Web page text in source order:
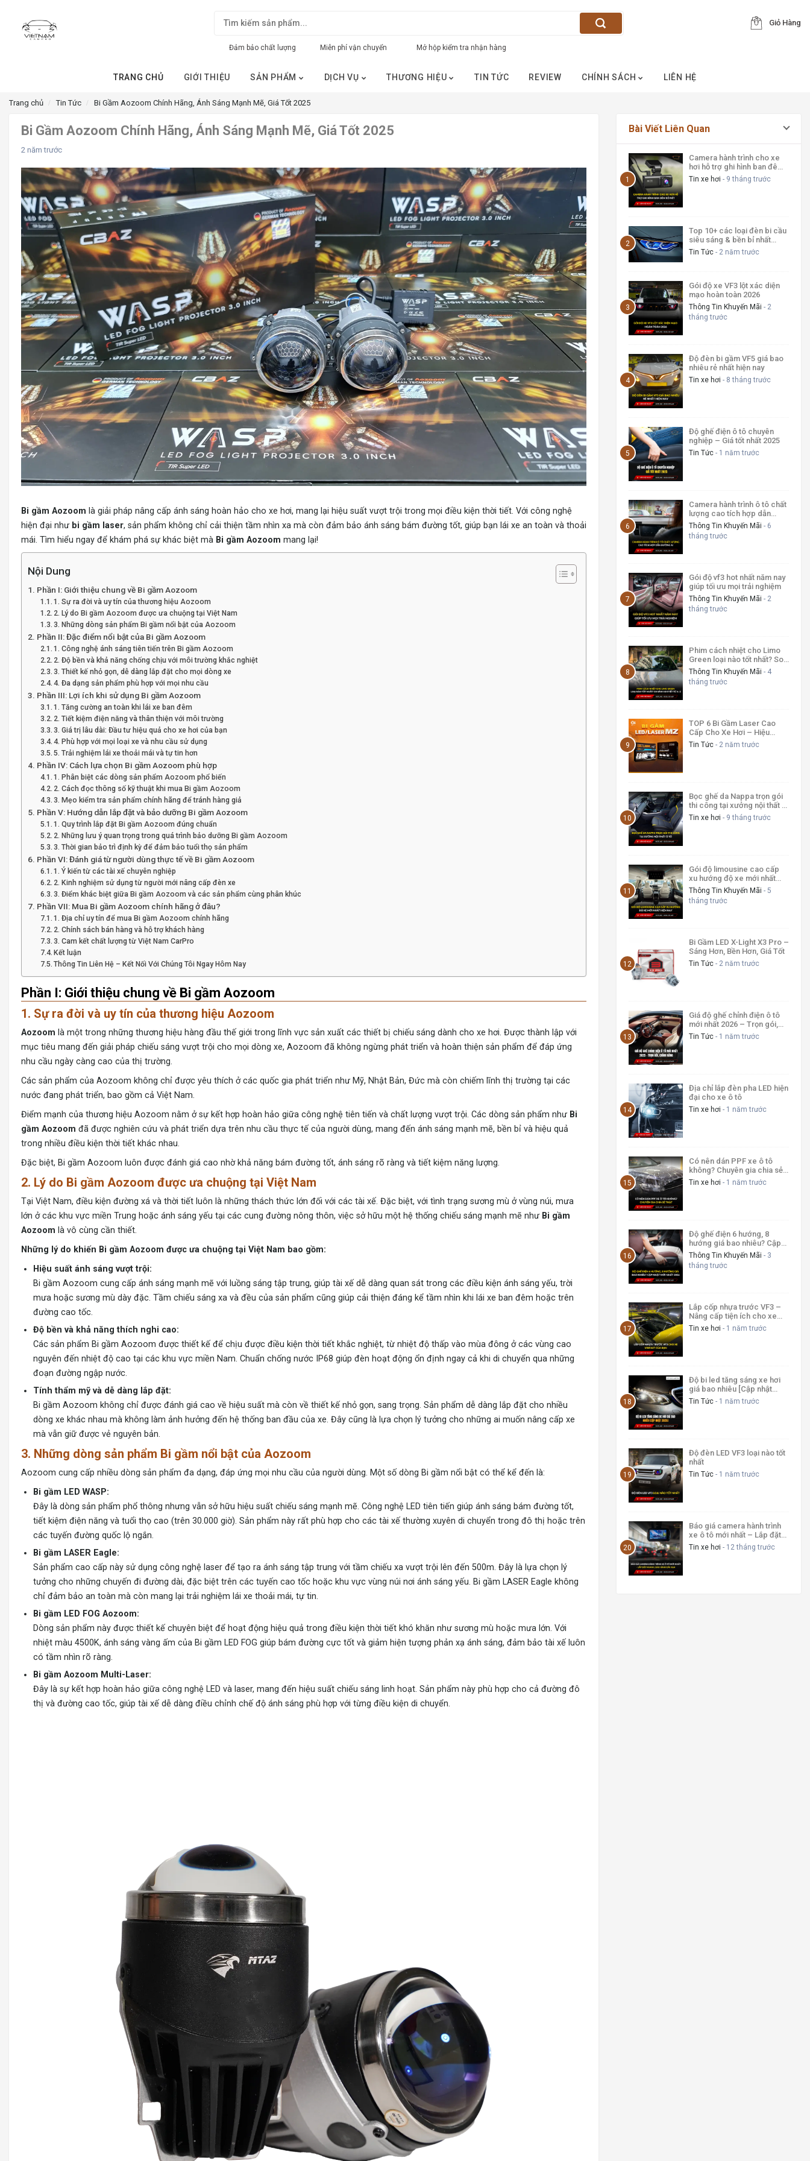
Đảm bảo chất lượng Miễn phí vận chuyển Mở hộp kiểm tra nhận hàng
Giỏ Hàng
TRANG CHỦ GIỚI THIỆU SẢN PHẨM DỊCH VỤ THƯƠNG HIỆU TIN TỨC REVIEW CHÍNH SÁCH LIÊN HỆ
Trang chủ Tin Tức Bi Gầm Aozoom Chính Hãng, Ánh Sáng Mạnh Mẽ, Giá Tốt 2025
Bi Gầm Aozoom Chính Hãng, Ánh Sáng Mạnh Mẽ, Giá Tốt 2025
2 năm trước
Bi gầm Aozoom là giải pháp nâng cấp ánh sáng hoàn hảo cho xe hơi, mang lại hiệu suất vượt trội trong mọi điều kiện thời tiết. Với công nghệ
hiện đại như bi gầm laser, sản phẩm không chỉ cải thiện tầm nhìn xa mà còn đảm bảo ánh sáng bám đường tốt, giúp bạn lái xe an toàn và thoải
mái. Tìm hiểu ngay để khám phá sự khác biệt mà Bi gầm Aozoom mang lại!
Nội Dung
Phần I: Giới thiệu chung về Bi gầm Aozoom
1. Sự ra đời và uy tín của thương hiệu Aozoom
2. Lý do Bi gầm Aozoom được ưa chuộng tại Việt Nam
3. Những dòng sản phẩm Bi gầm nổi bật của Aozoom
Phần II: Đặc điểm nổi bật của Bi gầm Aozoom
1. Công nghệ ánh sáng tiên tiến trên Bi gầm Aozoom
2. Độ bền và khả năng chống chịu với môi trường khắc nghiệt
3. Thiết kế nhỏ gọn, dễ dàng lắp đặt cho mọi dòng xe
4. Đa dạng sản phẩm phù hợp với mọi nhu cầu
Phần III: Lợi ích khi sử dụng Bi gầm Aozoom
1. Tăng cường an toàn khi lái xe ban đêm
2. Tiết kiệm điện năng và thân thiện với môi trường
3. Giá trị lâu dài: Đầu tư hiệu quả cho xe hơi của bạn
4. Phù hợp với mọi loại xe và nhu cầu sử dụng
5. Trải nghiệm lái xe thoải mái và tự tin hơn
Phần IV: Cách lựa chọn Bi gầm Aozoom phù hợp
1. Phân biệt các dòng sản phẩm Aozoom phổ biến
2. Cách đọc thông số kỹ thuật khi mua Bi gầm Aozoom
3. Mẹo kiểm tra sản phẩm chính hãng để tránh hàng giả
Phần V: Hướng dẫn lắp đặt và bảo dưỡng Bi gầm Aozoom
1. Quy trình lắp đặt Bi gầm Aozoom đúng chuẩn
2. Những lưu ý quan trọng trong quá trình bảo dưỡng Bi gầm Aozoom
3. Thời gian bảo trì định kỳ để đảm bảo tuổi thọ sản phẩm
Phần VI: Đánh giá từ người dùng thực tế về Bi gầm Aozoom
1. Ý kiến từ các tài xế chuyên nghiệp
2. Kinh nghiệm sử dụng từ người mới nâng cấp đèn xe
3. Điểm khác biệt giữa Bi gầm Aozoom và các sản phẩm cùng phân khúc
Phần VII: Mua Bi gầm Aozoom chính hãng ở đâu?
1. Địa chỉ uy tín để mua Bi gầm Aozoom chính hãng
2. Chính sách bán hàng và hỗ trợ khách hàng
3. Cam kết chất lượng từ Việt Nam CarPro
Kết luận
Thông Tin Liên Hệ – Kết Nối Với Chúng Tôi Ngay Hôm Nay
Phần I: Giới thiệu chung về Bi gầm Aozoom
1. Sự ra đời và uy tín của thương hiệu Aozoom
Aozoom là một trong những thương hiệu hàng đầu thế giới trong lĩnh vực sản xuất các thiết bị chiếu sáng dành cho xe hơi. Được thành lập với
mục tiêu mang đến giải pháp chiếu sáng vượt trội cho mọi dòng xe, Aozoom đã không ngừng phát triển và hoàn thiện sản phẩm để đáp ứng
nhu cầu ngày càng cao của thị trường.
Các sản phẩm của Aozoom không chỉ được yêu thích ở các quốc gia phát triển như Mỹ, Nhật Bản, Đức mà còn chiếm lĩnh thị trường tại các
nước đang phát triển, bao gồm cả Việt Nam.
Điểm mạnh của thương hiệu Aozoom nằm ở sự kết hợp hoàn hảo giữa công nghệ tiên tiến và chất lượng vượt trội. Các dòng sản phẩm như Bi
gầm Aozoom đã được nghiên cứu và phát triển dựa trên nhu cầu thực tế của người dùng, mang đến ánh sáng mạnh mẽ, bền bỉ và hiệu quả
trong nhiều điều kiện thời tiết khác nhau.
Đặc biệt, Bi gầm Aozoom luôn được đánh giá cao nhờ khả năng bám đường tốt, ánh sáng rõ ràng và tiết kiệm năng lượng.
2. Lý do Bi gầm Aozoom được ưa chuộng tại Việt Nam
Tại Việt Nam, điều kiện đường xá và thời tiết luôn là những thách thức lớn đối với các tài xế. Đặc biệt, với tình trạng sương mù ở vùng núi, mưa
lớn ở các khu vực miền Trung hoặc ánh sáng yếu tại các cung đường nông thôn, việc sở hữu một hệ thống chiếu sáng mạnh mẽ như Bi gầm
Aozoom là vô cùng cần thiết.
Những lý do khiến Bi gầm Aozoom được ưa chuộng tại Việt Nam bao gồm:
Hiệu suất ánh sáng vượt trội:
Bi gầm Aozoom cung cấp ánh sáng mạnh mẽ với luồng sáng tập trung, giúp tài xế dễ dàng quan sát trong các điều kiện ánh sáng yếu, trời
mưa hoặc sương mù dày đặc. Tầm chiếu sáng xa và đều của sản phẩm cũng giúp cải thiện đáng kể tầm nhìn khi lái xe ban đêm hoặc trên
đường cao tốc.
Độ bền và khả năng thích nghi cao:
Các sản phẩm Bi gầm Aozoom được thiết kế để chịu được điều kiện thời tiết khắc nghiệt, từ nhiệt độ thấp vào mùa đông ở các vùng cao
nguyên đến nhiệt độ cao tại các khu vực miền Nam. Chuẩn chống nước IP68 giúp đèn hoạt động ổn định ngay cả khi di chuyển qua những
đoạn đường ngập nước.
Tính thẩm mỹ và dễ dàng lắp đặt:
Bi gầm Aozoom không chỉ được đánh giá cao về hiệu suất mà còn về thiết kế nhỏ gọn, sang trọng. Sản phẩm dễ dàng lắp đặt cho nhiều
dòng xe khác nhau mà không làm ảnh hưởng đến hệ thống ban đầu của xe. Đây cũng là lựa chọn lý tưởng cho những ai muốn nâng cấp xe
mà vẫn giữ được vẻ nguyên bản.
3. Những dòng sản phẩm Bi gầm nổi bật của Aozoom
Aozoom cung cấp nhiều dòng sản phẩm đa dạng, đáp ứng mọi nhu cầu của người dùng. Một số dòng Bi gầm nổi bật có thể kể đến là:
Bi gầm LED WASP:
Đây là dòng sản phẩm phổ thông nhưng vẫn sở hữu hiệu suất chiếu sáng mạnh mẽ. Công nghệ LED tiên tiến giúp ánh sáng bám đường tốt,
tiết kiệm điện năng và tuổi thọ cao (trên 30.000 giờ). Sản phẩm này rất phù hợp cho các tài xế thường xuyên di chuyển trong đô thị hoặc trên
các tuyến đường quốc lộ ngắn.
Bi gầm LASER Eagle:
Sản phẩm cao cấp này sử dụng công nghệ laser để tạo ra ánh sáng tập trung với tầm chiếu xa vượt trội lên đến 500m. Đây là lựa chọn lý
tưởng cho những chuyến đi đường dài, đặc biệt trên các tuyến cao tốc hoặc khu vực vùng núi nơi ánh sáng yếu. Bi gầm LASER Eagle không
chỉ đảm bảo an toàn mà còn mang lại trải nghiệm lái xe thoải mái, tự tin.
Bi gầm LED FOG Aozoom:
Dòng sản phẩm này được thiết kế chuyên biệt để hoạt động hiệu quả trong điều kiện thời tiết khó khăn như sương mù hoặc mưa lớn. Với
nhiệt màu 4500K, ánh sáng vàng ấm của Bi gầm LED FOG giúp bám đường cực tốt và giảm hiện tượng phản xạ ánh sáng, đảm bảo tài xế luôn
có tầm nhìn rõ ràng.
Bi gầm Aozoom Multi-Laser:
Đây là sự kết hợp hoàn hảo giữa công nghệ LED và laser, mang đến hiệu suất chiếu sáng linh hoạt. Sản phẩm này phù hợp cho cả đường đô
thị và đường cao tốc, giúp tài xế dễ dàng điều chỉnh chế độ ánh sáng phù hợp với từng điều kiện di chuyển.
Bài Viết Liên Quan
Camera hành trình cho xe
hơi hỗ trợ ghi hình ban đêm
rõ nét
Tin xe hơi - 9 tháng trước
Top 10+ các loại đèn bi cầu
siêu sáng & bền bỉ nhất
2025
Tin Tức - 2 năm trước
Gói độ xe VF3 lột xác diện
mạo hoàn toàn 2026
Thông Tin Khuyến Mãi - 2
tháng trước
Độ đèn bi gầm VF5 giá bao
nhiêu rẻ nhất hiện nay
Tin xe hơi - 8 tháng trước
Độ ghế điện ô tô chuyên
nghiệp – Giá tốt nhất 2025
Tin Tức - 1 năm trước
Camera hành trình ô tô chất
lượng cao tích hợp dẫn
đường AI
Thông Tin Khuyến Mãi - 6
tháng trước
Gói độ vf3 hot nhất năm nay
giúp tối ưu mọi trải nghiệm
Thông Tin Khuyến Mãi - 2
tháng trước
Phim cách nhiệt cho Limo
Green loại nào tốt nhất? So
sánh chi tiết từ A–Z
Thông Tin Khuyến Mãi - 4
tháng trước
TOP 6 Bi Gầm Laser Cao
Cấp Cho Xe Hơi – Hiệu
Năng Đỉnh Cao
Tin Tức - 2 năm trước
Bọc ghế da Nappa trọn gói
thi công tại xưởng nội thất ô
tô
Tin xe hơi - 9 tháng trước
Gói độ limousine cao cấp
xu hướng độ xe mới nhất
hiện nay
Thông Tin Khuyến Mãi - 5
tháng trước
Bi Gầm LED X-Light X3 Pro –
Sáng Hơn, Bền Hơn, Giá Tốt
Tin Tức - 2 năm trước
Giá độ ghế chỉnh điện ô tô
mới nhất 2026 – Trọn gói,
Chính Hãng
Tin Tức - 1 năm trước
Địa chỉ lắp đèn pha LED hiện
đại cho xe ô tô
Tin xe hơi - 1 năm trước
Có nên dán PPF xe ô tô
không? Chuyên gia chia sẻ
thật
Tin xe hơi - 1 năm trước
Độ ghế điện 6 hướng, 8
hướng giá bao nhiêu? Cập
nhật mới nhất 2026
Thông Tin Khuyến Mãi - 3
tháng trước
Lắp cốp nhựa trước VF3 –
Nâng cấp tiện ích cho xe
VinFast của bạn
Tin xe hơi - 1 năm trước
Độ bi led tăng sáng xe hơi
giá bao nhiêu [Cập nhật
2025]
Tin Tức - 1 năm trước
Độ đèn LED VF3 loại nào tốt
nhất
Tin Tức - 1 năm trước
Báo giá camera hành trình
xe ô tô mới nhất – Lắp đặt
nhanh, bảo hành dài hạn
Tin xe hơi - 12 tháng trước